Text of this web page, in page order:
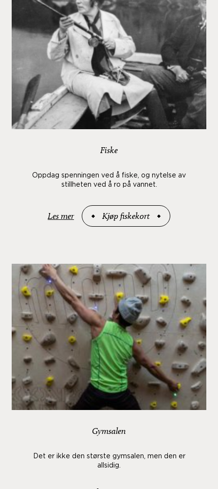
Fiske
Oppdag spenningen ved å fiske, og nytelse av
stillheten ved å ro på vannet.
Les mer Kjøp fiskekort
Gymsalen
Det er ikke den største gymsalen, men den er
allsidig.